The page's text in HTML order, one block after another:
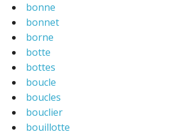
bonne
bonnet
borne
botte
bottes
boucle
boucles
bouclier
bouillotte